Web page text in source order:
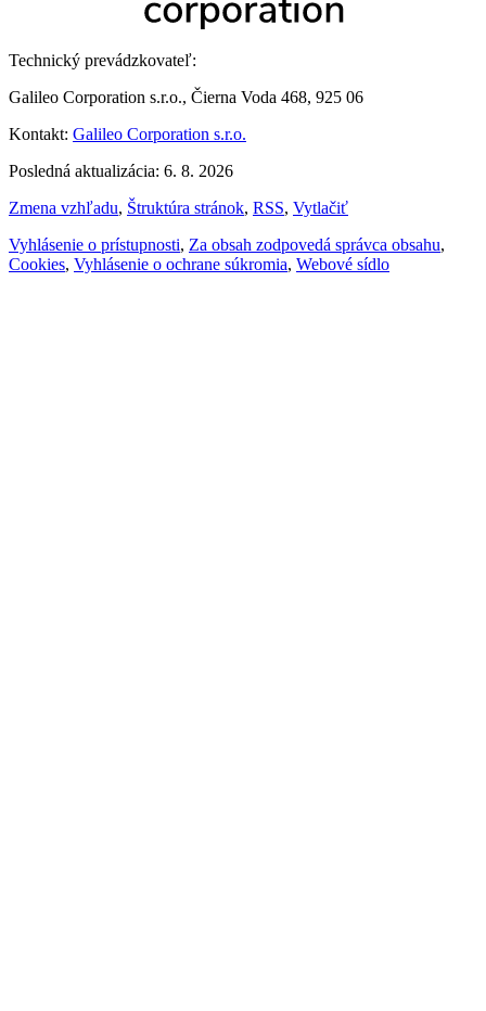
Technický prevádzkovateľ:
Galileo Corporation s.r.o., Čierna Voda 468, 925 06
Kontakt: Galileo Corporation s.r.o.
Posledná aktualizácia: 6. 8. 2026
Zmena vzhľadu, Štruktúra stránok, RSS, Vytlačiť
Vyhlásenie o prístupnosti, Za obsah zodpovedá správca obsahu,
Cookies, Vyhlásenie o ochrane súkromia, Webové sídlo